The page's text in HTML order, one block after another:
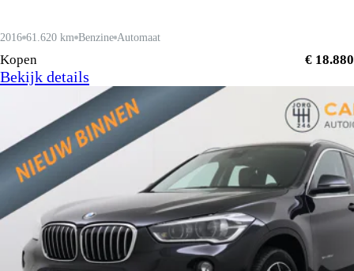
2016 61.620 km Benzine Automaat
Kopen € 18.880
Bekijk details